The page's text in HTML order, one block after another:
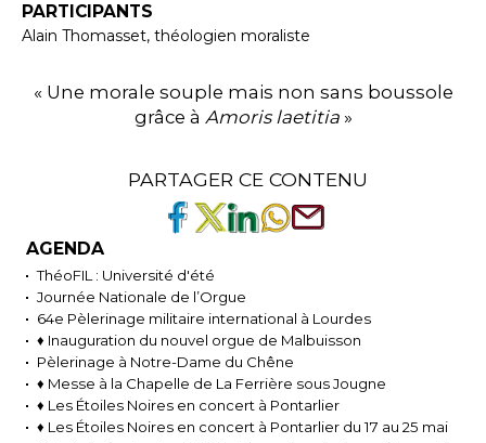
PARTICIPANTS
Alain Thomasset, théologien moraliste
« Une morale souple mais non sans boussole
grâce à Amoris laetitia»
PARTAGER CE CONTENU
AGENDA
ThéoFIL : Université d'été
Journée Nationale de l’Orgue
64e Pèlerinage militaire international à Lourdes
♦ Inauguration du nouvel orgue de Malbuisson
Pèlerinage à Notre-Dame du Chêne
♦ Messe à la Chapelle de La Ferrière sous Jougne
♦ Les Étoiles Noires en concert à Pontarlier
♦ Les Étoiles Noires en concert à Pontarlier du 17 au 25 mai